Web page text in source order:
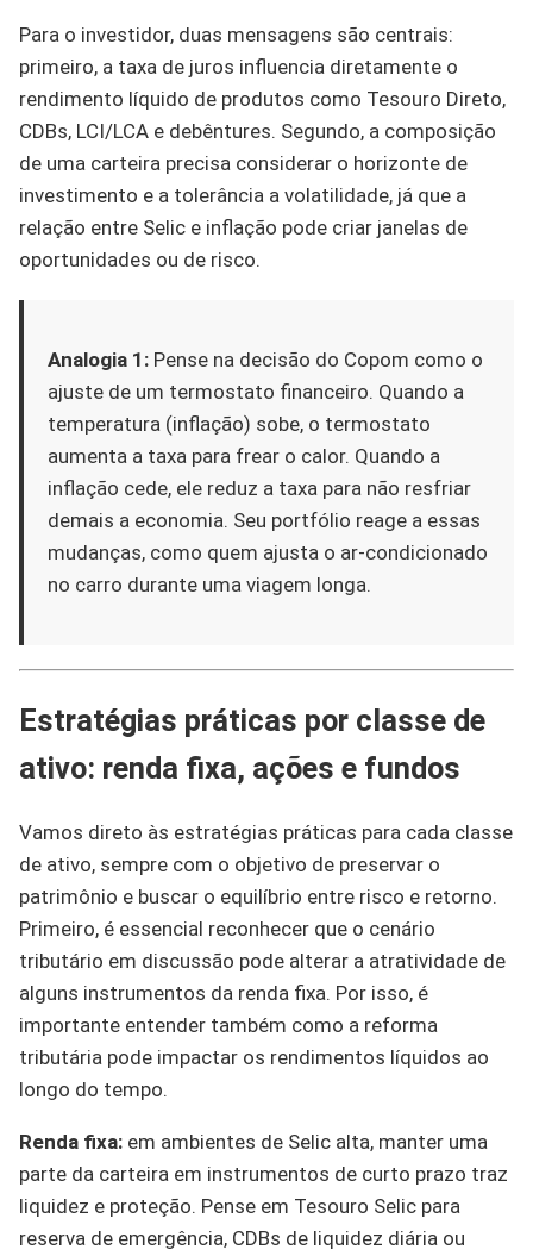
Para o investidor, duas mensagens são centrais:
primeiro, a taxa de juros influencia diretamente o
rendimento líquido de produtos como Tesouro Direto,
CDBs, LCI/LCA e debêntures. Segundo, a composição
de uma carteira precisa considerar o horizonte de
investimento e a tolerância a volatilidade, já que a
relação entre Selic e inflação pode criar janelas de
oportunidades ou de risco.
Analogia 1: Pense na decisão do Copom como o
ajuste de um termostato financeiro. Quando a
temperatura (inflação) sobe, o termostato
aumenta a taxa para frear o calor. Quando a
inflação cede, ele reduz a taxa para não resfriar
demais a economia. Seu portfólio reage a essas
mudanças, como quem ajusta o ar-condicionado
no carro durante uma viagem longa.
Estratégias práticas por classe de
ativo: renda fixa, ações e fundos
Vamos direto às estratégias práticas para cada classe
de ativo, sempre com o objetivo de preservar o
patrimônio e buscar o equilíbrio entre risco e retorno.
Primeiro, é essencial reconhecer que o cenário
tributário em discussão pode alterar a atratividade de
alguns instrumentos da renda fixa. Por isso, é
importante entender também como a reforma
tributária pode impactar os rendimentos líquidos ao
longo do tempo.
Renda fixa: em ambientes de Selic alta, manter uma
parte da carteira em instrumentos de curto prazo traz
liquidez e proteção. Pense em Tesouro Selic para
reserva de emergência, CDBs de liquidez diária ou